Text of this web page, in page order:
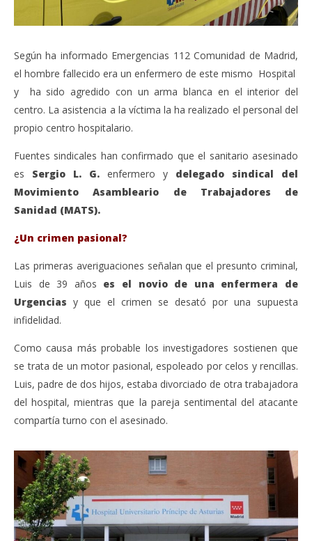
Según ha informado Emergencias 112 Comunidad de Madrid,
el hombre fallecido era un enfermero de este mismo Hospital
y ha sido agredido con un arma blanca en el interior del
centro. La asistencia a la víctima la ha realizado el personal del
propio centro hospitalario.
Fuentes sindicales han confirmado que el sanitario asesinado
es Sergio L. G. enfermero y delegado sindical del
Movimiento Asambleario de Trabajadores de
Sanidad (MATS).
¿Un crimen pasional?
Las primeras averiguaciones señalan que el presunto criminal,
Luis de 39 años es el novio de una enfermera de
Urgencias y que el crimen se desató por una supuesta
infidelidad.
Como causa más probable los investigadores sostienen que
se trata de un motor pasional, espoleado por celos y rencillas.
Luis, padre de dos hijos, estaba divorciado de otra trabajadora
del hospital, mientras que la pareja sentimental del atacante
compartía turno con el asesinado.